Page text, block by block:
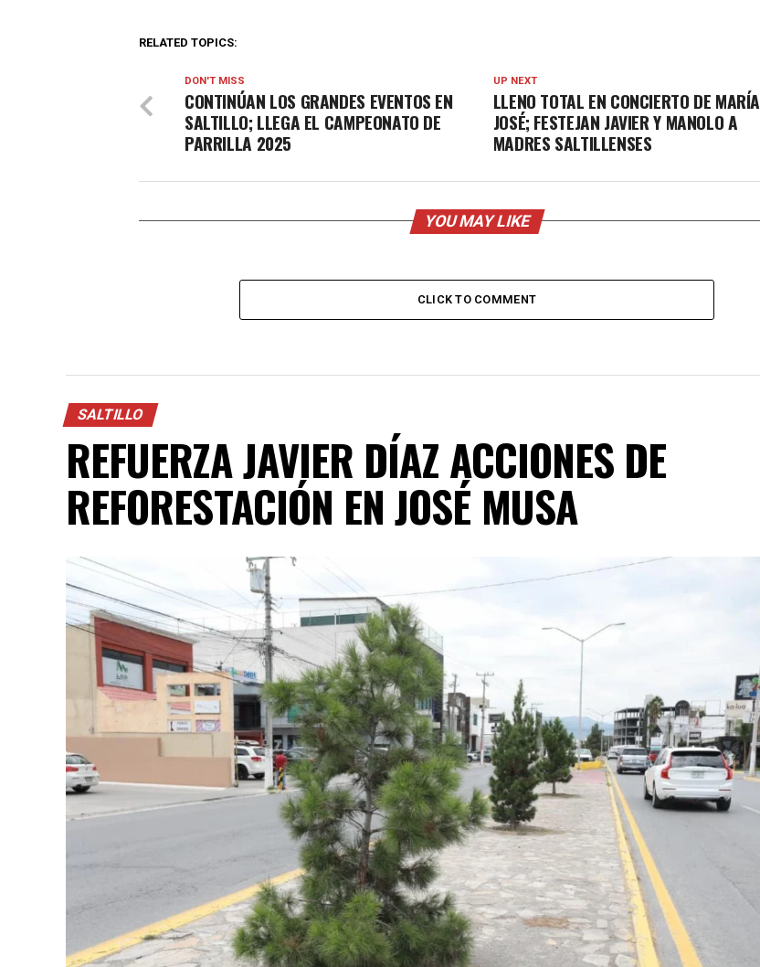
RELATED TOPICS:
UP NEXT
LLENO TOTAL EN CONCIERTO DE MARÍA
JOSÉ; FESTEJAN JAVIER Y MANOLO A
MADRES SALTILLENSES
DON'T MISS
CONTINÚAN LOS GRANDES EVENTOS EN
SALTILLO; LLEGA EL CAMPEONATO DE
PARRILLA 2025
YOU MAY LIKE
CLICK TO COMMENT
SALTILLO
REFUERZA JAVIER DÍAZ ACCIONES DE
REFORESTACIÓN EN JOSÉ MUSA